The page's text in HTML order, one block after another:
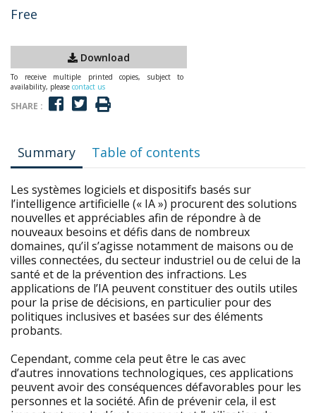
Free
Download
To receive multiple printed copies, subject to
availability, please contact us
SHARE :
Summary Table of contents
Les systèmes logiciels et dispositifs basés sur
l’intelligence artificielle (« IA ») procurent des solutions
nouvelles et appréciables afin de répondre à de
nouveaux besoins et défis dans de nombreux
domaines, qu’il s’agisse notamment de maisons ou de
villes connectées, du secteur industriel ou de celui de la
santé et de la prévention des infractions. Les
applications de l’IA peuvent constituer des outils utiles
pour la prise de décisions, en particulier pour des
politiques inclusives et basées sur des éléments
probants.
Cependant, comme cela peut être le cas avec
d’autres innovations technologiques, ces applications
peuvent avoir des conséquences défavorables pour les
personnes et la société. Afin de prévenir cela, il est